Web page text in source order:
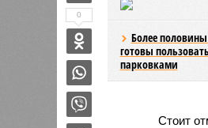
Более
готовы
парковками
Стоит
0